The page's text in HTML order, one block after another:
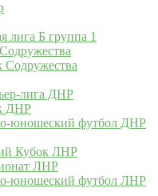
лига Б группа 1
Содружества
лига ДНР
ДНР
юношеский футбол ДНР
Кубок ЛНР
ЛНР
юношеский футбол ЛНР